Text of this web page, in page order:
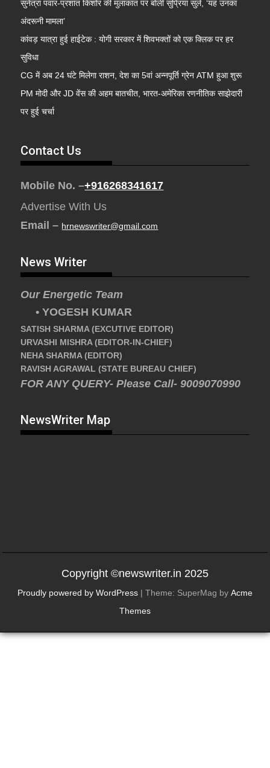
सुनेत्रा पवार-प्रशांत किशोर की मुलाकात पर बोलीं सुप्रिया सुले, ‘यह उनका
अंदरूनी मामला’
कांवड़ यात्रा हुई हाईटेक : योगी सरकार में शिवभक्तों को एक क्लिक पर हर
सुविधा
CG में अब 24 घंटे मिलेगा राशन, देश का 5वां अन्नपूर्ति ग्रेन ATM हुआ शुरू
PM मोदी और JD वेंस की अहम बातचीत, भारत-अमेरिका रणनीतिक साझेदारी
पर हुई चर्चा
Contact Us
Mobile No. –+916268341617
Advertise With Us
Email – hrnewswriter@gmail.com
News Writer
Our Energetic Team
• YOGESH KUMAR
SATISH SHARMA (EXCUTIVE EDITOR)
URVASHI MISHRA (EDITOR-IN-CHIEF)
NEHA SHARMA (EDITOR)
RAVISH AGRAWAL (STATE BUREAU CHIEF)
FOR ANY QUERY- Please Call- 9009070990
NewsWriter Map
Copyright ©newswriter.in 2025
Proudly powered by WordPress | Theme: SuperMag by Acme
Themes